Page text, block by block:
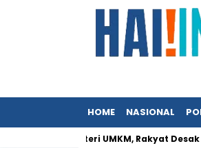
HOME NASIONAL
Istri Menteri UMKM, Rakyat Desak